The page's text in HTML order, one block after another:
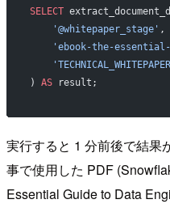
SELECT
    '@whitepaper_stage'
,
'ebook-the-
) AS result;
実行すると 1 分前後で結果
事で使用した PDF
Essential Guide to Data